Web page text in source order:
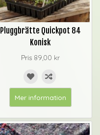
Pluggbrätte Quickpot 84
Konisk
Pris 89,00 kr
Mer information